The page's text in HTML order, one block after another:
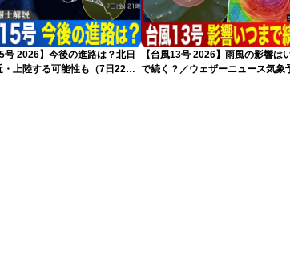
号 2026】今後の進路は？北日
・上陸する可能性も（7日22時
【台風13号 2026】雨風の影響は
で続く？／ウェザーニュース気象